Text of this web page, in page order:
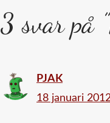
3 svar på
PJAK
18 januari